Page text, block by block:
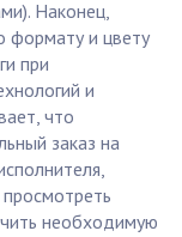
Наконец,
формату и цвету
при
и
что
заказ на
необходимую